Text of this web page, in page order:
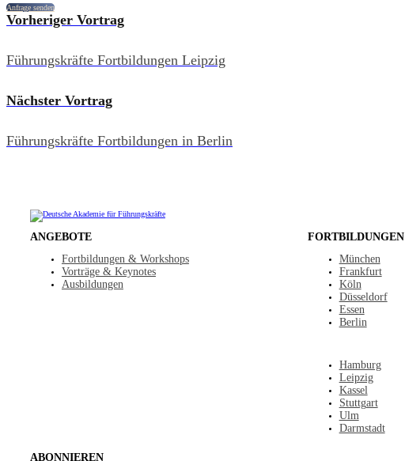
Anfrage senden
Vorheriger Vortrag
Führungskräfte Fortbildungen Leipzig
Nächster Vortrag
Führungskräfte Fortbildungen in Berlin
ANGEBOTE
Fortbildungen & Workshops
Vorträge & Keynotes
Ausbildungen
FORTBILDUNGEN
München
Frankfurt
Köln
Düsseldorf
Essen
Berlin
Hamburg
Leipzig
Kassel
Stuttgart
Ulm
Darmstadt
ABONNIEREN